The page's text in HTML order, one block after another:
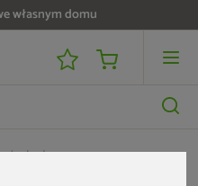
własnym domu
do domu